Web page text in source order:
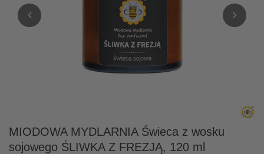
MIODOWA MYDLARNIA Świeca z wosku
sojowego ŚLIWKA Z FREZJĄ, 120 ml